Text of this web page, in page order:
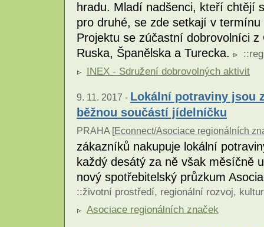
hradu. Mladí nadšenci, kteří chtějí
pro druhé, se zde setkají v
Projektu se zúčastní dobrovolníci
Ruska, Španělska a Turecka.
::
INEX - Sdružení dobrovolných aktivit
9. 11. 2017 - Lokální potraviny jsou
běžnou součástí jídelníčku
PRAHA [Econnect/Asociace regionálních
zákazníků nakupuje lokální
každý desátý za ně však měsíčně
nový spotřebitelský průzkum
::životní prostředí, regionální rozvoj,
Asociace regionálních značek